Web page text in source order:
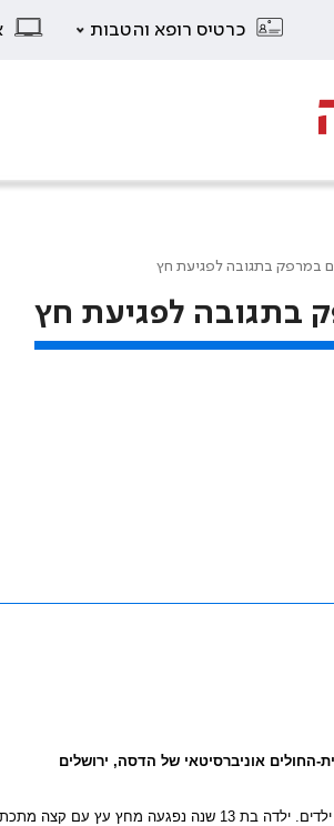
כרטיס רופא והטבות
במרפק בתגובה לפגיעת חץ
בתגובה לפגיעת חץ
החולים אוניברסיטאי של הדסה, ירושלים
מדווח במאמר זה על סיבוך קשה, מישני למשחקי ילדים.